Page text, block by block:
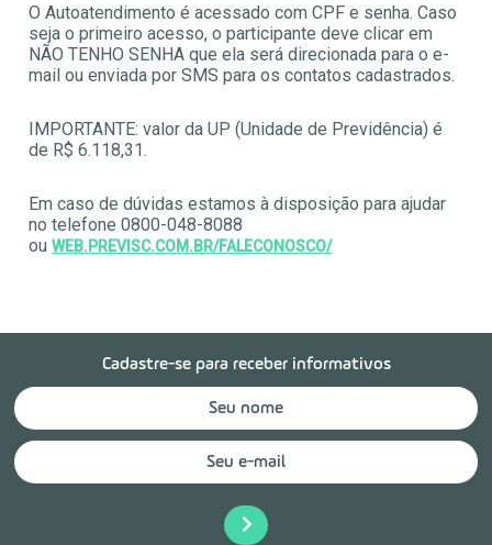
O Autoatendimento é acessado com CPF e senha. Caso
seja o primeiro acesso, o participante deve clicar em
NÃO TENHO SENHA que ela será direcionada para o e-
mail ou enviada por SMS para os contatos cadastrados.
IMPORTANTE: valor da UP (Unidade de Previdência) é
de R$ 6.118,31.
Em caso de dúvidas estamos à disposição para ajudar
no telefone 0800-048-8088
ouWEB.PREVISC.COM.BR/FALECONOSCO/
Cadastre-se para receber informativos